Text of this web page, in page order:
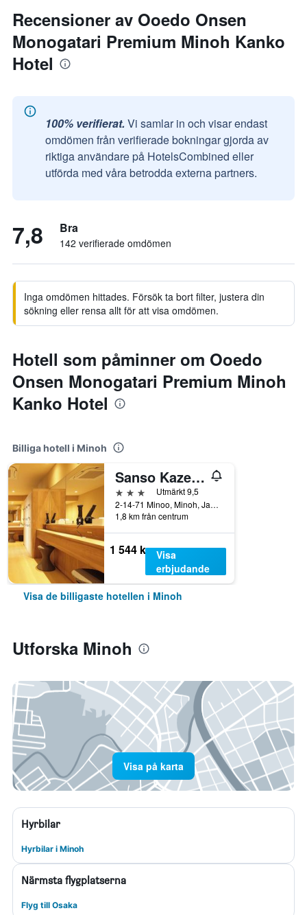
Recensioner av Ooedo Onsen
Monogatari Premium Minoh Kanko
Hotel
100% verifierat. Vi samlar in och visar endast
omdömen från verifierade bokningar gjorda av
riktiga användare på HotelsCombined eller
utförda med våra betrodda externa partners.
7,8 Bra
142 verifierade omdömen
Inga omdömen hittades. Försök ta bort filter, justera din
sökning eller rensa allt för att visa omdömen.
Hotell som påminner om Ooedo
Onsen Monogatari Premium Minoh
Kanko Hotel
Billiga hotell i Minoh
Sanso Kaze No Mori
3 stjärnorUtmärkt 9,5
2-14-71 Minoo, Minoh, Japan
1,8 km från centrum
1 544 kr Visa
erbjudande
Visa de billigaste hotellen i Minoh
Utforska Minoh
Visa på karta
Hyrbilar
Hyrbilar i Minoh
Närmsta flygplatserna
Flyg till Osaka